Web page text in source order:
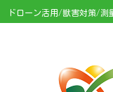
ドローン活用/獣害対策/